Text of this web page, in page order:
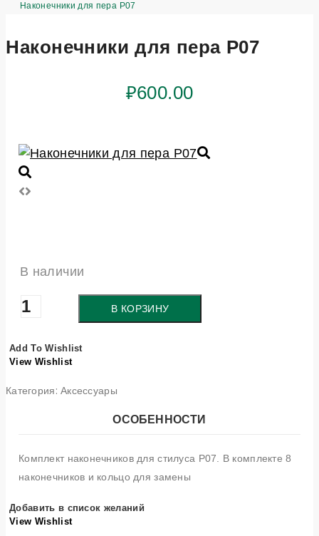
Наконечники для пера P07
Наконечники для пера P07
₽600.00
В наличии
Количество
Наконечники
для
P07
В КОРЗИНУ
Add To Wishlist
View Wishlist
Категория:Аксессуары
ОСОБЕННОСТИ
Комплект наконечников для стилуса P07. В комплекте 8
наконечников и кольцо для замены
Добавить в список желаний
View Wishlist